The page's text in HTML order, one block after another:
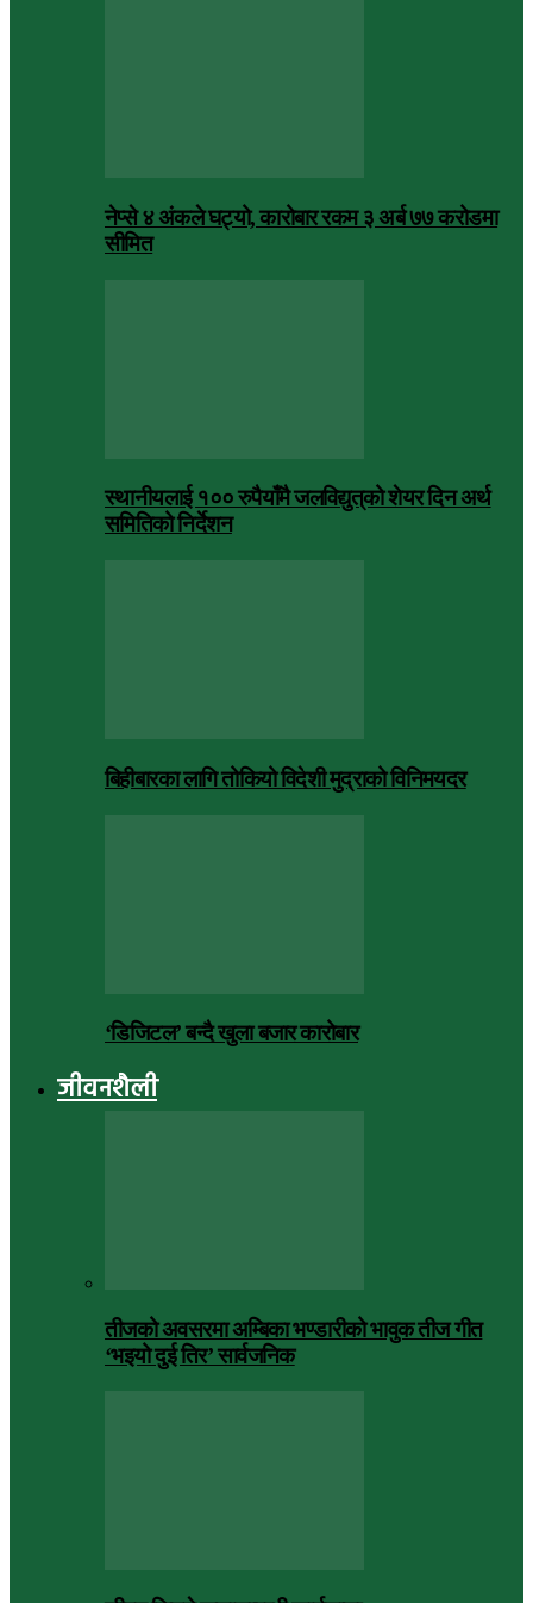
नेप्से ४ अंकले घट्यो, कारोबार रकम ३ अर्ब ७७ करोडमा
सीमित
स्थानीयलाई १०० रुपैयाँमै जलविद्युत्‌को शेयर दिन अर्थ
समितिको निर्देशन
बिहीबारका लागि तोकियो विदेशी मुद्राको विनिमयदर
‘डिजिटल’ बन्दै खुला बजार कारोबार
जीवनशैली
तीजको अवसरमा अम्बिका भण्डारीको भावुक तीज गीत
‘भइयो दुई तिर’ सार्वजनिक